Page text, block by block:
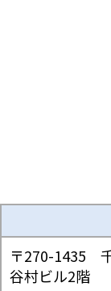
〒270-1435
谷村ビル2階